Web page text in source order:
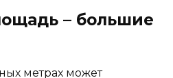
– большие
метрах может